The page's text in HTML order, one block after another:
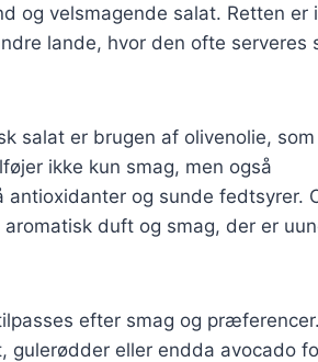
og velsmagende salat. Retten er
lande, hvor den ofte serveres
salat er brugen af olivenolie, som
ikke kun smag, men også
og sunde fedtsyrer.
duft og smag, der er
efter smag og
eller endda avocado